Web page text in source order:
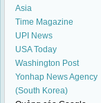
Asia
Time Magazine
UPI News
USA Today
Washington Post
Yonhap News Agency
(South Korea)